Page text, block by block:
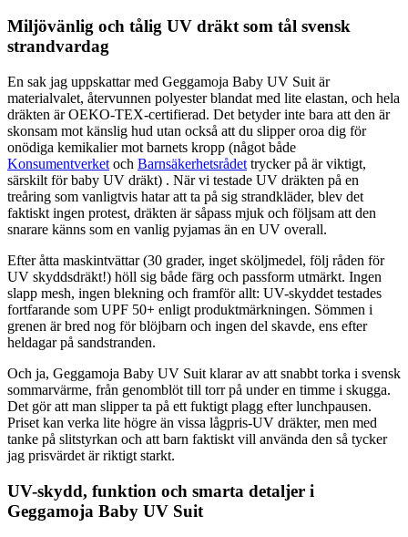
Miljövänlig och tålig UV dräkt som tål svensk
strandvardag
En sak jag uppskattar med Geggamoja Baby UV Suit är
materialvalet, återvunnen polyester blandat med lite elastan, och hela
dräkten är OEKO-TEX-certifierad. Det betyder inte bara att den är
skonsam mot känslig hud utan också att du slipper oroa dig för
onödiga kemikalier mot barnets kropp (något både
Konsumentverket och Barnsäkerhetsrådet trycker på är viktigt,
särskilt för baby UV dräkt) . När vi testade UV dräkten på en
treåring som vanligtvis hatar att ta på sig strandkläder, blev det
faktiskt ingen protest, dräkten är såpass mjuk och följsam att den
snarare känns som en vanlig pyjamas än en UV overall.
Efter åtta maskintvättar (30 grader, inget sköljmedel, följ råden för
UV skyddsdräkt!) höll sig både färg och passform utmärkt. Ingen
slapp mesh, ingen blekning och framför allt: UV-skyddet testades
fortfarande som UPF 50+ enligt produktmärkningen. Sömmen i
grenen är bred nog för blöjbarn och ingen del skavde, ens efter
heldagar på sandstranden.
Och ja, Geggamoja Baby UV Suit klarar av att snabbt torka i svensk
sommarvärme, från genomblöt till torr på under en timme i skugga.
Det gör att man slipper ta på ett fuktigt plagg efter lunchpausen.
Priset kan verka lite högre än vissa lågpris-UV dräkter, men med
tanke på slitstyrkan och att barn faktiskt vill använda den så tycker
jag prisvärdet är riktigt starkt.
UV-skydd, funktion och smarta detaljer i
Geggamoja Baby UV Suit